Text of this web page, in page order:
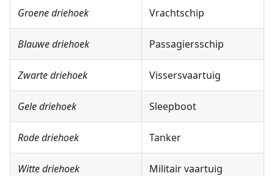
Groene driehoek Vrachtschip
Blauwe driehoek Passagiersschip
Zwarte driehoek Vissersvaartuig
Gele driehoek Sleepboot
Rode driehoek Tanker
Witte driehoek Militair vaartuig